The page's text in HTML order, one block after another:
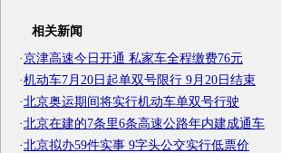
相关新闻
·京津高速今日开通 私家车全程缴费76元
·机动车7月20日起单双号限行 9月20日结束
·北京奥运期间将实行机动车单双号行驶
·北京在建的7条里6条高速公路年内建成通车
·北京拟办59件实事 9字头公交实行低票价